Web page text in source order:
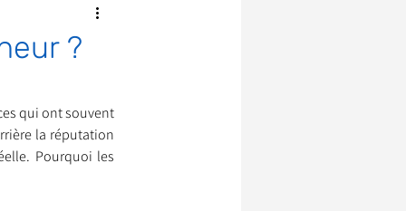
À l'adoption
?
qui ont souvent
la réputation
Pourquoi les